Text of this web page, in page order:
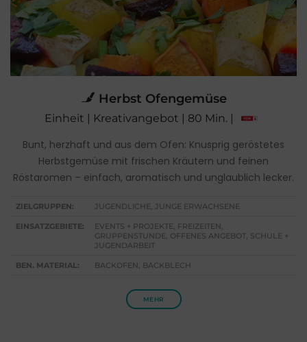
Herbst Ofengemüse
Einheit | Kreativangebot | 80 Min. |
Bunt, herzhaft und aus dem Ofen: Knusprig geröstetes
Herbstgemüse mit frischen Kräutern und feinen
Röstaromen – einfach, aromatisch und unglaublich lecker.
ZIELGRUPPEN: JUGENDLICHE, JUNGE ERWACHSENE
EINSATZGEBIETE:
EVENTS + PROJEKTE, FREIZEITEN,
GRUPPENSTUNDE, OFFENES ANGEBOT, SCHULE +
JUGENDARBEIT
BEN. MATERIAL: BACKOFEN, BACKBLECH
MEHR